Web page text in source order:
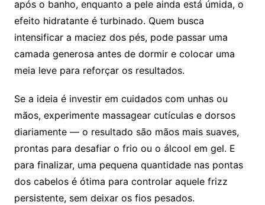
após o banho, enquanto a pele ainda está úmida, o
efeito hidratante é turbinado. Quem busca
intensificar a maciez dos pés, pode passar uma
camada generosa antes de dormir e colocar uma
meia leve para reforçar os resultados.
Se a ideia é investir em cuidados com unhas ou
mãos, experimente massagear cutículas e dorsos
diariamente — o resultado são mãos mais suaves,
prontas para desafiar o frio ou o álcool em gel. E
para finalizar, uma pequena quantidade nas pontas
dos cabelos é ótima para controlar aquele frizz
persistente, sem deixar os fios pesados.